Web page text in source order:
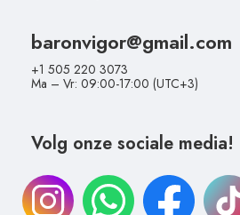
baronvigor@gmail.com
+1 505 220 3073
Ma – Vr: 09:00-17:00 (UTC+3)
Volg onze sociale media!